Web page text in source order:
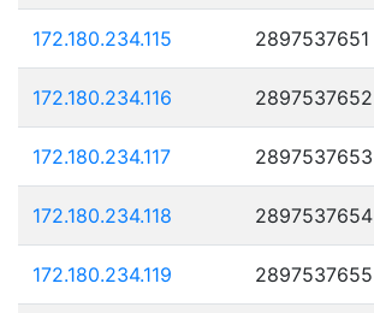
172.180.234.115 2897537651
172.180.234.116 2897537652
172.180.234.117 2897537653
172.180.234.118 2897537654
172.180.234.119 2897537655